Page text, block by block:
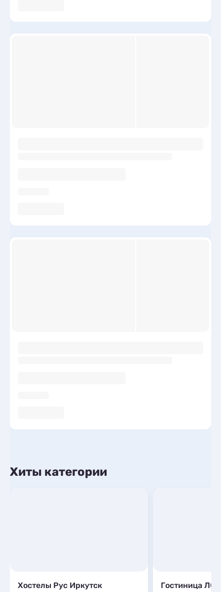
Хиты категории
Хостелы Рус Иркутск Гостиница